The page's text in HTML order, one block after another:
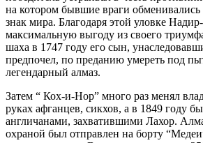
на котором бывшие враги
знак мира. Благодаря этой уловке
максимальную выгоду из своего
шаха в 1747 году его сын,
предпочел, по преданию умереть под
легендарный алмаз.
Затем “ Кох-и-Нор” много раз менял
руках афганцев, сикхов, а в 1849 году
англичанами, захватившими Лахор.
охраной был отправлен на борту